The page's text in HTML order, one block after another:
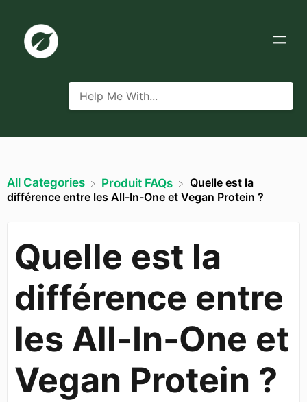
All Categories ​Produit FAQs
Quelle est la
différence entre les All-In-One et Vegan Protein ?
Quelle est la
différence entre
les All-In-One et
Vegan Protein ?